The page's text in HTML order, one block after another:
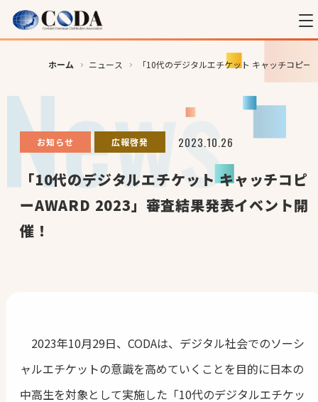
ホーム ニュース 「10代のデジタルエチケット キャッチコピ
お知らせ 広報啓発 2023.10.26
「10代のデジタルエチケット キャッチコピ
ーAWARD 2023」審査結果発表イベント開
催！
2023年10月29日、CODAは、デジタル社会でのソーシ
ャルエチケットの意識を高めていくことを目的に日本の
中高生を対象として実施した「10代のデジタルエチケッ